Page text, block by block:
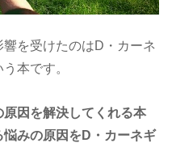
を受けたのはD・カーネ
う本です。
因を解決してくれる本
みの原因をD・カーネギ